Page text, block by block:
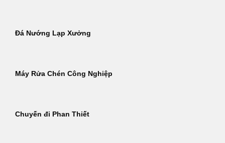
Đá Nướng Lạp Xưởng
Máy Rửa Chén Công Nghiệp
Chuyến đi Phan Thiết